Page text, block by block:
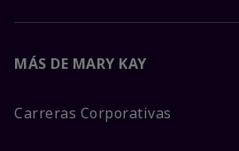
MÁS DE MARY KAY
Carreras Corporativas